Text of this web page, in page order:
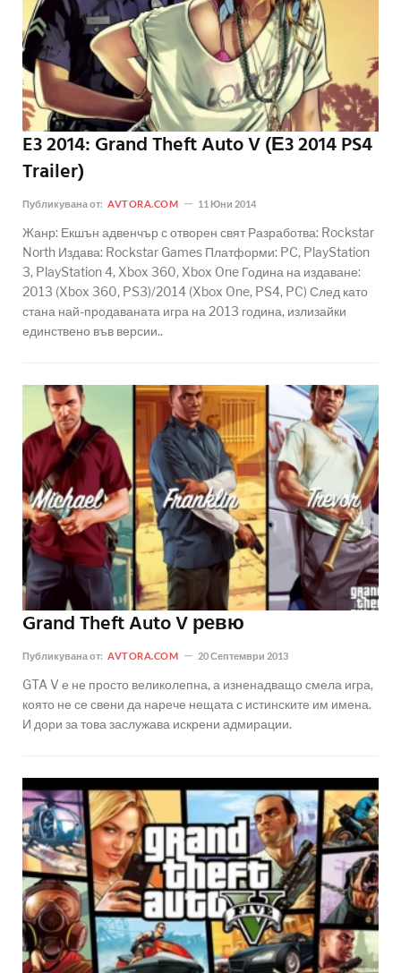
E3 2014: Grand Theft Auto V (Е3 2014 PS4
Trailer)
Публикувана от: AVTORA.COM 11 Юни 2014
Жанр: Екшън адвенчър с отворен свят Разработва: Rockstar
North Издава: Rockstar Games Платформи: PC, PlayStation
3, PlayStation 4, Xbox 360, Xbox One Година на издаване:
2013 (Xbox 360, PS3)/2014 (Xbox One, PS4, PC) След като
стана най-продаваната игра на 2013 година, излизайки
единствено във версии..
Grand Theft Auto V ревю
Публикувана от: AVTORA.COM 20 Септември 2013
GTA V е не просто великолепна, а изненадващо смела игра,
която не се свени да нарече нещата с истинските им имена.
И дори за това заслужава искрени адмирации.